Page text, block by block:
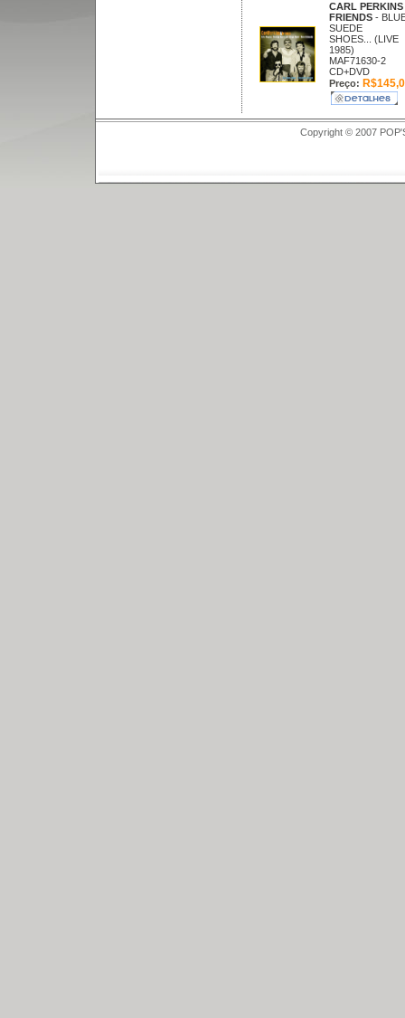
CARL PERKINS
FRIENDS-
SUEDE
SHOES... (LIVE
1985)
MAF71630-2
CD+DVD
Preço:
Copyright © 2007